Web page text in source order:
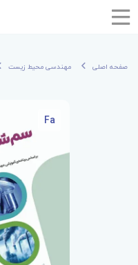
صفحه اصلی مهندسی محیط زیست
Fa